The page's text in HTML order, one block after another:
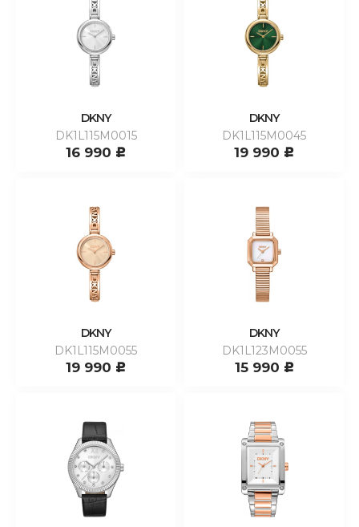
DKNY
DK1L115M0015
16 990 c
DKNY
DK1L115M0045
19 990 c
DKNY
DK1L115M0055
19 990 c
DKNY
DK1L123M0055
15 990 c